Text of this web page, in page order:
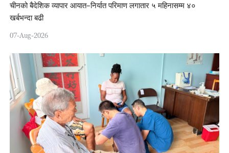
चीनको बैदेशिक व्यापार आयात–निर्यात परिमाण लगातार ५ महिनासम्म ४०
खर्बभन्दा बढी
07-Aug-2026